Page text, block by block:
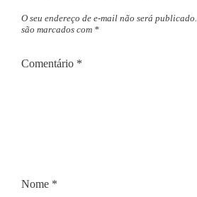
O seu endereço de e-mail não será publicado.
são marcados com *
Comentário *
Nome *